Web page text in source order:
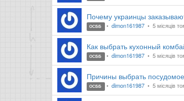
Почему украинцы
ОСББ dimon161987 5 місяців
Как выбрать кухонный
ОСББ dimon161987 5 місяців
Причины выбрать
ОСББ dimon161987 5 місяців